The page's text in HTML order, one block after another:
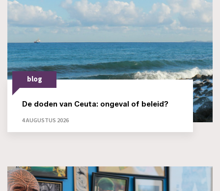
blog
De doden van Ceuta: ongeval of beleid?
4 AUGUSTUS 2026